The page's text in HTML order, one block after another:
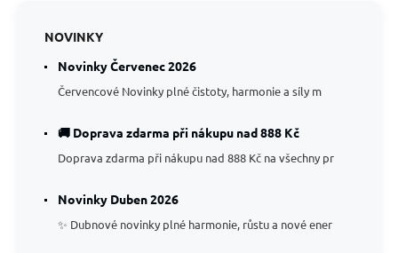
NOVINKY
Novinky Červenec 2026
Červencové Novinky plné čistoty, harmonie a síly m
🚚 Doprava zdarma při nákupu nad 888 Kč
Doprava zdarma při nákupu nad 888 Kč na všechny pr
Novinky Duben 2026
✨ Dubnové novinky plné harmonie, růstu a nové ener